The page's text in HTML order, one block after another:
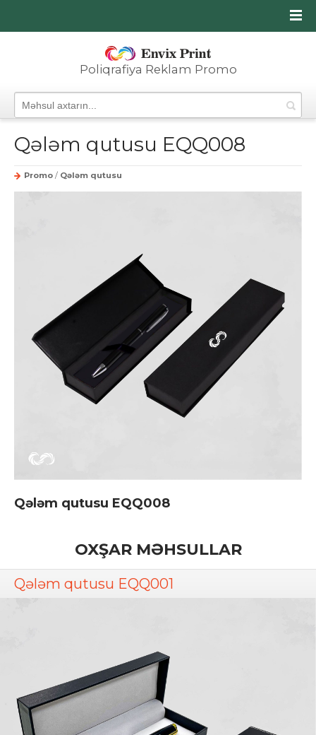
Poliqrafiya Reklam Promo
Qələm qutusu EQQ008
Promo / Qələm qutusu
Qələm qutusu EQQ008
OXŞAR MƏHSULLAR
Qələm qutusu EQQ001